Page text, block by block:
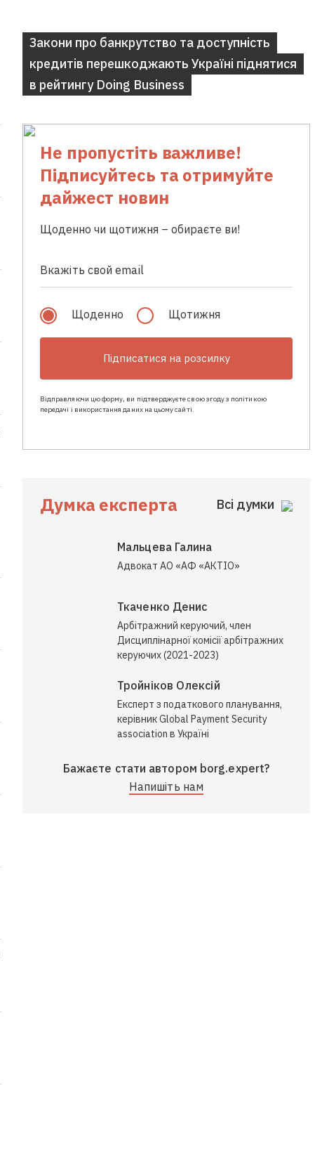
Закони про банкрутство та доступність
кредитів перешкоджають Україні піднятися
в рейтингу Doing Business
Не пропустіть важливе!
Підписуйтесь та отримуйте
дайжест новин
Щоденно чи щотижня – обираєте ви!
Щоденно Щотижня
Підписатися на розсилку
Відправляючи цю форму, ви підтверджуєте свою згоду з політикою
передачі і використання даних на цьому сайті.
Думка експерта Всі думки
Мальцева Галина
Адвокат АО «АФ «АКТІО»
Ткаченко Денис
Арбітражний керуючий, член
Дисциплінарної комісії арбітражних
керуючих (2021-2023)
Тройніков Олексій
Експерт з податкового планування,
керівник Global Payment Security
association в Україні
Бажаєте стати автором borg.expert?
Напишіть нам